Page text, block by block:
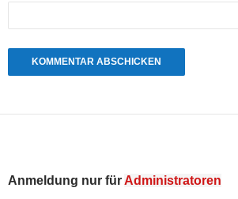
Anmeldung nur für Administratoren